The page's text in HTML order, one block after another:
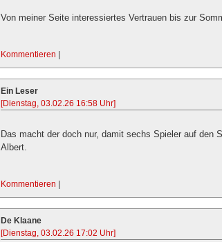
Von meiner Seite interessiertes Vertrauen bis zur
Kommentieren |
Ein Leser
[Dienstag, 03.02.26 16:58 Uhr]
Das macht der doch nur, damit sechs Spieler auf den
Albert.
Kommentieren |
De Klaane
[Dienstag, 03.02.26 17:02 Uhr]